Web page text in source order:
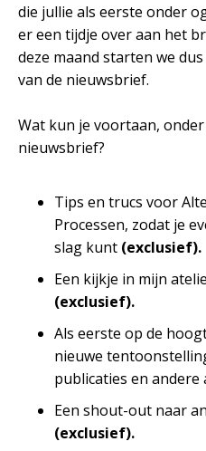
die jullie als eerste onder
er een tijdje over aan het
deze maand starten we
van de nieuwsbrief.
Wat kun je voortaan,
nieuwsbrief?
Tips en trucs voor
Processen, zodat je
slag kunt (exclusief).
Een kijkje in mijn
(exclusief).
Als eerste op de
nieuwe
publicaties en andere
Een shout-out naar
(exclusief).